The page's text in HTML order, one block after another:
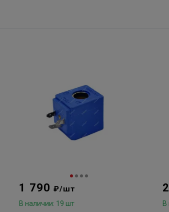
1 790 ₽/шт
В наличии: 19 шт В